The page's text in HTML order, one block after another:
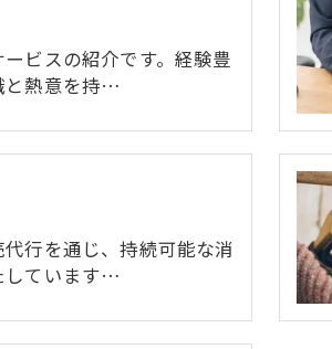
ビスの紹介です。経験豊
と熱意を持…
行を通じ、持続可能な消
しています…